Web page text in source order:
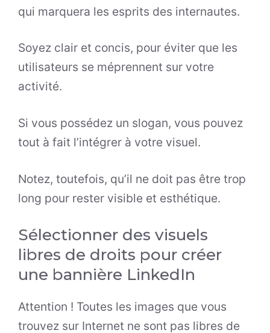
qui marquera les esprits des internautes.
Soyez clair et concis, pour éviter que les
utilisateurs se méprennent sur votre
activité.
Si vous possédez un slogan, vous pouvez
tout à fait l’intégrer à votre visuel.
Notez, toutefois, qu’il ne doit pas être trop
long pour rester visible et esthétique.
Sélectionner des visuels
libres de droits pour créer
une bannière LinkedIn
Attention ! Toutes les images que vous
trouvez sur Internet ne sont pas libres de